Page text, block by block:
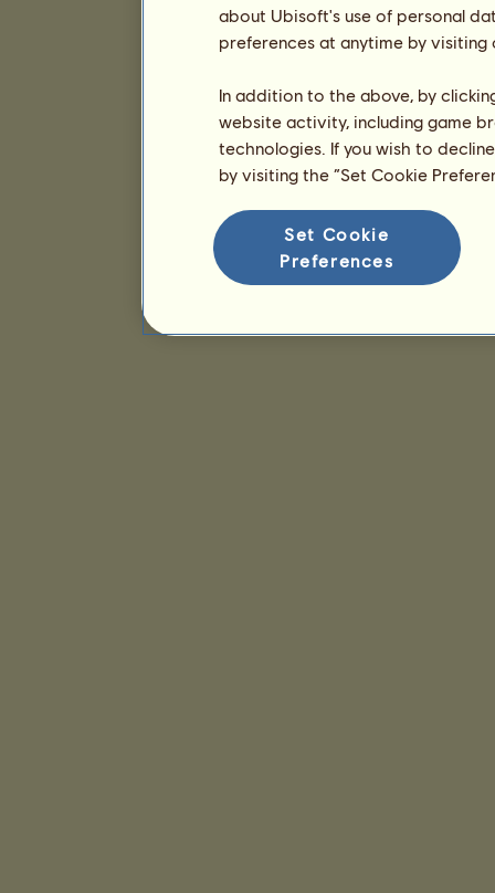
about Ubisoft's use of personal
preferences at anytime by
In addition to the above, by
website activity, including game
technologies. If you wish to
by visiting the “Set Cookie
Set Cookie
Preferences